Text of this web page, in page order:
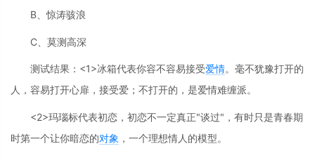
B、惊涛骇浪
C、莫测高深
测试结果：<1>冰箱代表你容不容易接受爱情。毫不犹豫打开的
人，容易打开心扉，接受爱；不打开的，是爱情难缠派。
<2>玛瑙标代表初恋，初恋不一定真正"谈过"，有时只是青春期
时第一个让你暗恋的对象 ，一个理想情人的模型。